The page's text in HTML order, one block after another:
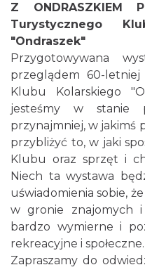
Cieszyn
0.11 km
Cieszyn
0.11 km
Z ONDRASZKIEM
Turystycznego
"Ondraszek"
Przygotowywana
przeglądem 60-letniej
Klubu Kolarskiego
jesteśmy w stanie
przynajmniej, w jakimś
przybliżyć to, w jaki
Klubu oraz sprzęt i
Niech ta wystawa
uświadomienia sobie,
w gronie znajomych i
bardzo wymierne i
rekreacyjne i społeczne.
Zapraszamy do